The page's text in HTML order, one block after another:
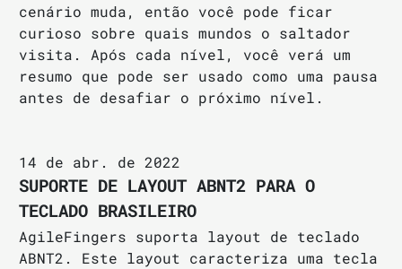
cenário muda, então você pode ficar
curioso sobre quais mundos o saltador
visita. Após cada nível, você verá um
resumo que pode ser usado como uma pausa
antes de desafiar o próximo nível.
14 de abr. de 2022
SUPORTE DE LAYOUT ABNT2 PARA O
TECLADO BRASILEIRO
AgileFingers suporta layout de teclado
ABNT2. Este layout caracteriza uma tecla